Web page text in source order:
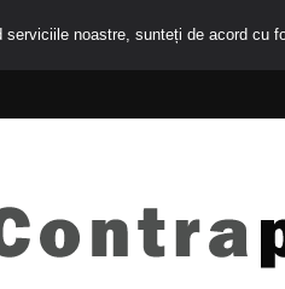
noastre, sunteți de acord cu